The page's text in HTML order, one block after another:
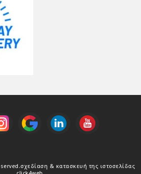
σχεδίαση & κατασκευή της ιστοσελίδας